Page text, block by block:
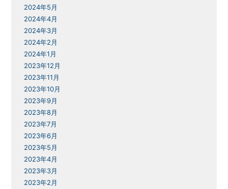
2024年5月
2024年4月
2024年3月
2024年2月
2024年1月
2023年12月
2023年11月
2023年10月
2023年9月
2023年8月
2023年7月
2023年6月
2023年5月
2023年4月
2023年3月
2023年2月